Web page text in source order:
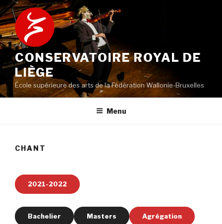
Aller
au
contenu
principal
CONSERVATOIRE ROYAL DE
LIÈGE
École supérieure des arts de la Fédération Wallonie-Bruxelles
Menu
CHANT
2021-2022
Bachelier Masters Agrégation